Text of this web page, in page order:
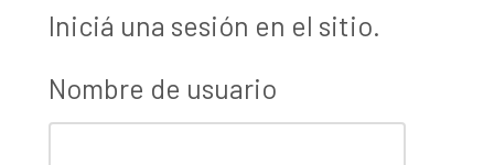
Iniciá una sesión en el sitio.
Nombre de usuario